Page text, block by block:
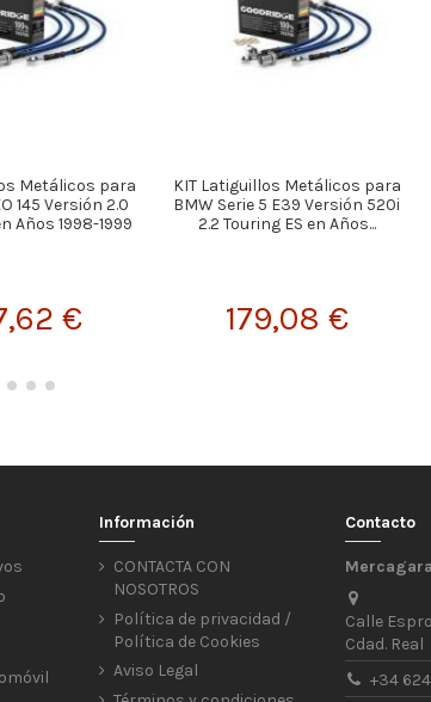
Metálicos para
145 Versión 2.0
Años 1998-1999
€
KIT Latiguillos Metálicos para
BMW Serie 5 E39 Versión 520i
2.2 Touring ES en Años...
179,08 €
Información
CONTACTA CON
NOSOTROS
Política de privacidad /
Política de Cookies
Aviso Legal
Contacto
Calle
Cdad. Real
+34